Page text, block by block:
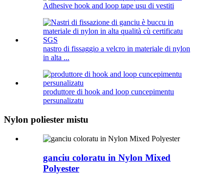
Adhesive hook and loop tape usu di vestiti
nastro di fissaggio a velcro in materiale di nylon
in alta ...
produttore di hook and loop cuncepimentu
persunalizatu
Nylon poliester mistu
ganciu coloratu in Nylon Mixed
Polyester